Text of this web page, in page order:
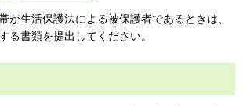
が生活保護法による被保護者であるときは、
る書類を提出してください。